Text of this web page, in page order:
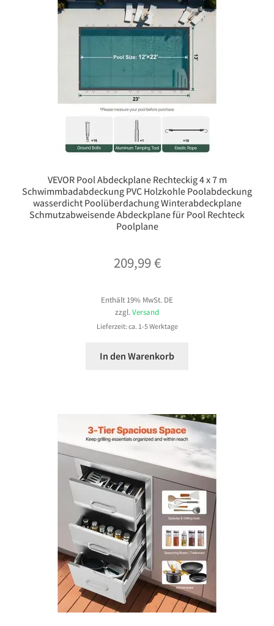
VEVOR Pool Abdeckplane Rechteckig 4 x 7 m
Schwimmbadabdeckung PVC Holzkohle Poolabdeckung
wasserdicht Poolüberdachung Winterabdeckplane
Schmutzabweisende Abdeckplane für Pool Rechteck
Poolplane
209,99€
Enthält 19% MwSt. DE
zzgl.Versand
Lieferzeit: ca. 1-5 Werktage
In den Warenkorb